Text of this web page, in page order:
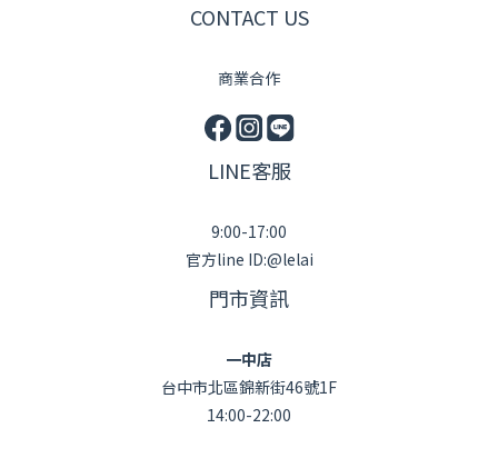
CONTACT US
商業合作
LINE客服
9:00-17:00
官方line ID:@lelai
門市資訊
一中店
台中市北區錦新街46號1F
14:00-22:00